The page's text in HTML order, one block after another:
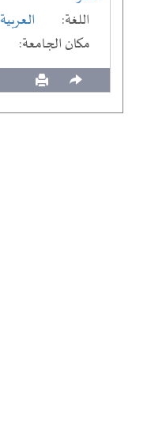
اللغة:
العربية
مكان الجامعة: